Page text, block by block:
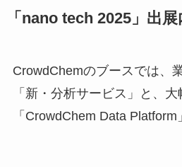
「nano tech 2025」出
CrowdChemのブースでは、
「新・分析サービス」と、
「CrowdChem Data Platform